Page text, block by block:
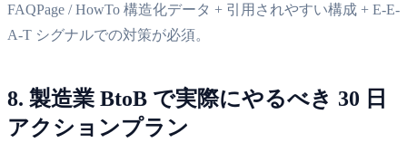
FAQPage / HowTo 構造化データ + 引用されやすい構成 + E-E-
A-T シグナルでの対策が必須。
8. 製造業 BtoB で実際にやるべき 30 日
アクションプラン